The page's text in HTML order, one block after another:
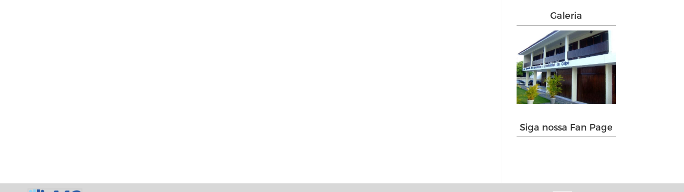
Galeria
Siga nossa Fan Page